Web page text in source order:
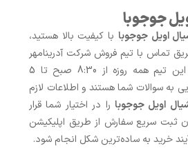
جوجوبا
اویل جوجوبا با کیفیت بالا هستید،
تماس با تیم فروش شرکت آدرینامهر
اقدام کنید. کارشناسان این تیم همه روزه از 8:30 صبح تا 5
به سوالات شما هستند و اطلاعات لازم
اویل جوجوبا را در اختیار شما قرار
ثبت سریع سفارش از طریق اپلیکیشن
خرید به ساده‌ترین شکل انجام شود.